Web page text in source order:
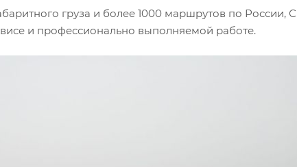
груза и более 1000 маршрутов по России,
и профессионально выполняемой работе.